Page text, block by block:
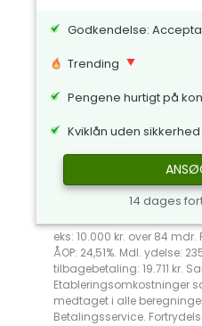
Godkendelse:
Trending
Pengene hurtigt på
Kviklån uden sikkerhed
14 dages
eks: 10.000 kr. over 84
ÅOP: 24,51%. Mdl. ydelse:
tilbagebetaling: 19.711 kr.
Etableringsomkostninger
medtaget i alle
Betalingsservice.